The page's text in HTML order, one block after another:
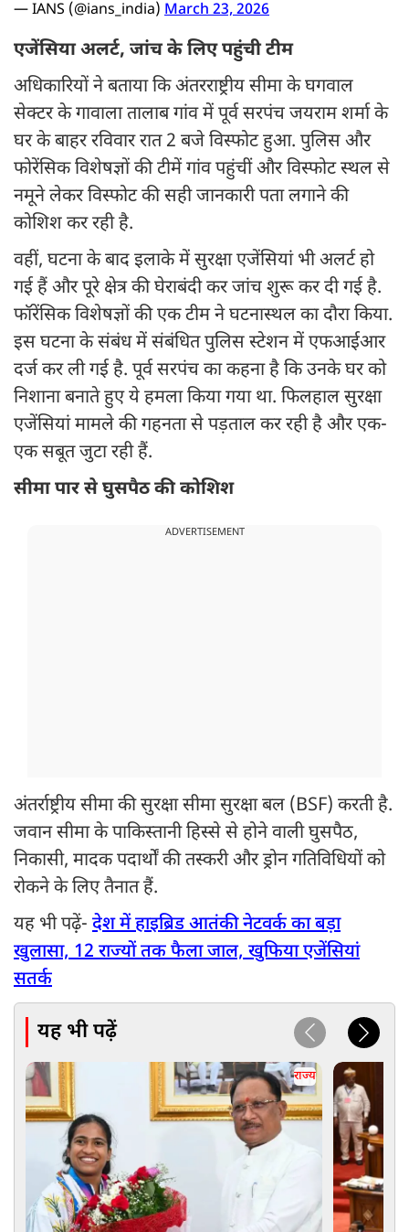
— IANS (@ians_india) March 23, 2026
एजेंसिया अलर्ट, जांच के लिए पहुंची टीम
अधिकारियों ने बताया कि अंतरराष्ट्रीय सीमा के घगवाल
सेक्टर के गावाला तालाब गांव में पूर्व सरपंच जयराम शर्मा के
घर के बाहर रविवार रात 2 बजे विस्फोट हुआ. पुलिस और
फोरेंसिक विशेषज्ञों की टीमें गांव पहुंचीं और विस्फोट स्थल से
नमूने लेकर विस्फोट की सही जानकारी पता लगाने की
कोशिश कर रही है.
वहीं, घटना के बाद इलाके में सुरक्षा एजेंसियां भी अलर्ट हो
गई हैं और पूरे क्षेत्र की घेराबंदी कर जांच शुरू कर दी गई है.
फॉरेंसिक विशेषज्ञों की एक टीम ने घटनास्थल का दौरा किया.
इस घटना के संबंध में संबंधित पुलिस स्टेशन में एफआईआर
दर्ज कर ली गई है. पूर्व सरपंच का कहना है कि उनके घर को
निशाना बनाते हुए ये हमला किया गया था. फिलहाल सुरक्षा
एजेंसियां मामले की गहनता से पड़ताल कर रही है और एक-
एक सबूत जुटा रही हैं.
सीमा पार से घुसपैठ की कोशिश
ADVERTISEMENT
अंतर्राष्ट्रीय सीमा की सुरक्षा सीमा सुरक्षा बल (BSF) करती है.
जवान सीमा के पाकिस्तानी हिस्से से होने वाली घुसपैठ,
निकासी, मादक पदार्थों की तस्करी और ड्रोन गतिविधियों को
रोकने के लिए तैनात हैं.
यह भी पढ़़ें- देश में हाइब्रिड आतंकी नेटवर्क का बड़ा
खुलासा, 12 राज्यों तक फैला जाल, खुफिया एजेंसियां
सतर्क
यह भी पढ़ें
राज्य